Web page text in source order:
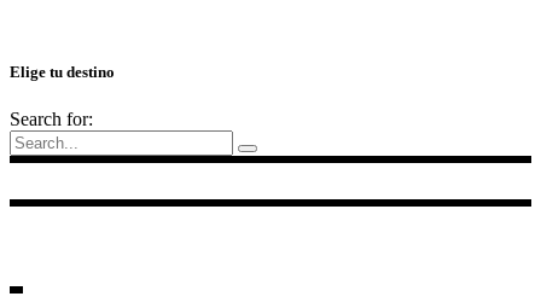
Elige tu destino
Search for: